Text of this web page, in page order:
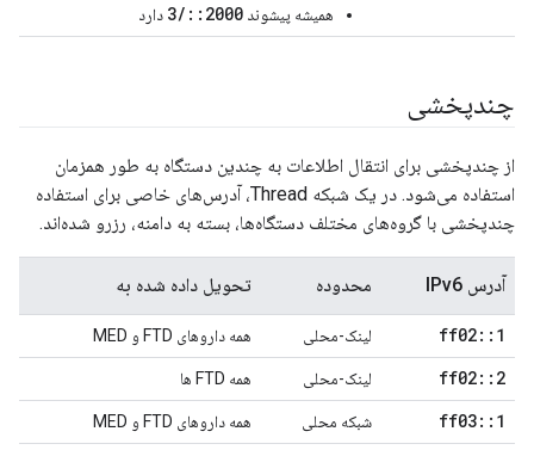
همیشه پیشوند 2000::/3 دارد
چندپخشی
از چندپخشی برای انتقال اطلاعات به چندین دستگاه به طور همزمان
استفاده می‌شود. در یک شبکه Thread، آدرس‌های خاصی برای استفاده
چندپخشی با گروه‌های مختلف دستگاه‌ها، بسته به دامنه، رزرو شده‌اند.
آدرس IPv6 محدوده تحویل داده شده به
ff02:: 1 لینک-محلی همه داروهای FTD و MED
ff02:: 2 لینک-محلی همه FTD ها
ff03:: 1 شبکه محلی همه داروهای FTD و MED